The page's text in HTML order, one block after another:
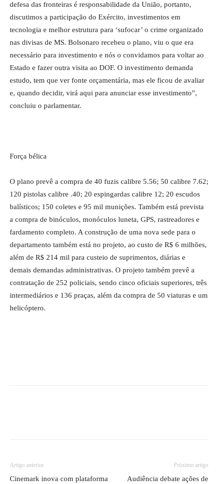
defesa das fronteiras é responsabilidade da União, portanto,
discutimos a participação do Exército, investimentos em
tecnologia e melhor estrutura para ‘sufocar’ o crime organizado
nas divisas de MS. Bolsonaro recebeu o plano, viu o que era
necessário para investimento e nós o convidamos para voltar ao
Estado e fazer outra visita ao DOF. O investimento demanda
estudo, tem que ver fonte orçamentária, mas ele ficou de avaliar
e, quando decidir, virá aqui para anunciar esse investimento”,
concluiu o parlamentar.
Força bélica
O plano prevê a compra de 40 fuzis calibre 5.56; 50 calibre 7.62;
120 pistolas calibre .40; 20 espingardas calibre 12; 20 escudos
balísticos; 150 coletes e 95 mil munições. Também está prevista
a compra de binóculos, monóculos luneta, GPS, rastreadores e
fardamento completo. A construção de uma nova sede para o
departamento também está no projeto, ao custo de R$ 6 milhões,
além de R$ 214 mil para custeio de suprimentos, diárias e
demais demandas administrativas. O projeto também prevê a
contratação de 252 policiais, sendo cinco oficiais superiores, três
intermediários e 136 praças, além da compra de 50 viaturas e um
helicóptero.
Artigo anterior
Cinemark inova com plataforma
Próximo artigo
Audiência debate ações de